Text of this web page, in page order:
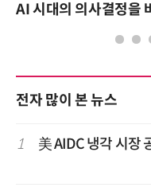
전자 많이 본 뉴스
1 美 AIDC 냉각 시장